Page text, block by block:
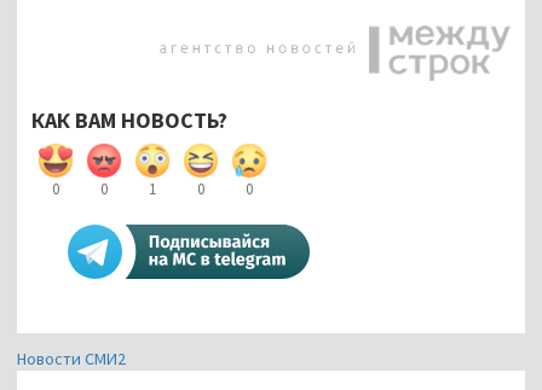
КАК ВАМ НОВОСТЬ?
0 0 1 0 0
Новости СМИ2